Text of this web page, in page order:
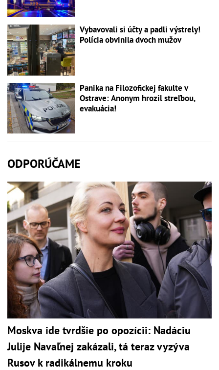
Vybavovali si účty a padli výstrely!
Polícia obvinila dvoch mužov
Panika na Filozofickej fakulte v
Ostrave: Anonym hrozil streľbou,
evakuácia!
ODPORÚČAME
Moskva ide tvrdšie po opozícii: Nadáciu
Julije Navaľnej zakázali, tá teraz vyzýva
Rusov k radikálnemu kroku